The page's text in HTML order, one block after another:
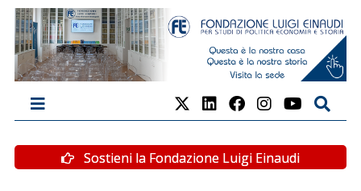
Sostieni la Fondazione Luigi Einaudi